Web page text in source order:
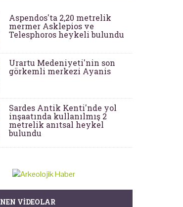
Aspendos'ta 2,20 metrelik
mermer Asklepios ve
Telesphoros heykeli bulundu
Urartu Medeniyeti'nin son
görkemli merkezi Ayanis
Sardes Antik Kenti'nde yol
inşaatında kullanılmış 2
metrelik anıtsal heykel
bulundu
VIDEOLAR